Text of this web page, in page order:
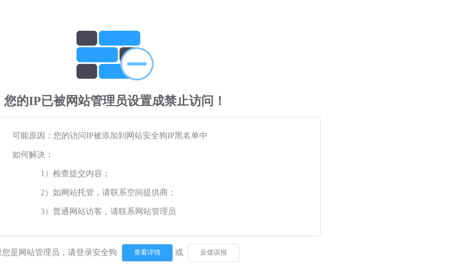
您的IP已被网站管理员设置成禁止访问！
可能原因：您的访问IP被添加到网站安全狗IP黑名单中
如何解决：
1）检查提交内容；
2）如网站托管，请联系空间提供商；
3）普通网站访客，请联系网站管理员
您是网站管理员，请登录安全狗 或